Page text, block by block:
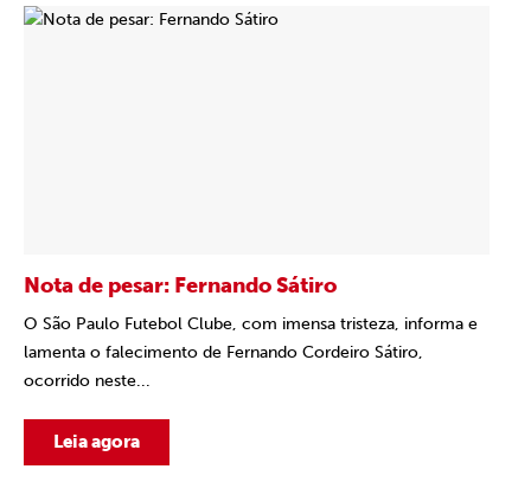
Nota de pesar: Fernando Sátiro
O São Paulo Futebol Clube, com imensa tristeza, informa e
lamenta o falecimento de Fernando Cordeiro Sátiro,
ocorrido neste...
Leia agora